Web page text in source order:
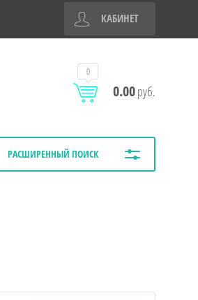
КАБИНЕТ
0
0.00руб.
РАСШИРЕННЫЙ ПОИСК